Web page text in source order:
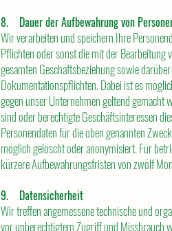
8. Dauer der Aufbewahrung von
Wir verarbeiten und speichern Ihre
Pflichten oder sonst die mit der Bearbeitung
gesamten Geschäftsbeziehung sowie
Dokumentationspflichten. Dabei ist es
gegen unser Unternehmen geltend
sind oder berechtigte Geschäftsinteressen
Personendaten für die oben genannten
möglich gelöscht oder anonymisiert. Für
kürzere Aufbewahrungsfristen von zwölf
9. Datensicherheit
Wir treffen angemessene technische und
vor unberechtigtem Zugriff und Missbrauch